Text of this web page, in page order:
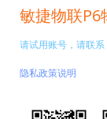
敏捷物联
请试用账号，请联
隐私政策说明